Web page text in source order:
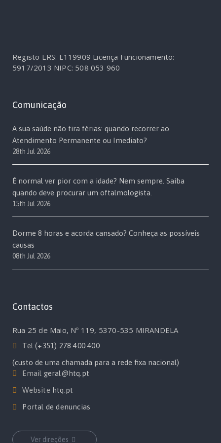
Registo ERS: E119909 Licença Funcionamento:
5917/2013 NIPC: 508 053 960
Comunicação
A sua saúde não tira férias: quando recorrer ao
Atendimento Permanente ou Imediato?
28th Jul 2026
É normal ver pior com a idade? Nem sempre. Saiba
quando deve procurar um oftalmologista.
15th Jul 2026
Dorme 8 horas e acorda cansado? Conheça as possíveis
causas
08th Jul 2026
Contactos
Rua 25 de Maio, Nº 119, 5370-535 MIRANDELA
Tel(+351) 278 400 400
(custo de uma chamada para a rede fixa nacional)
Email geral@htq.pt
Website htq.pt
Portal de denuncias
Ver direções